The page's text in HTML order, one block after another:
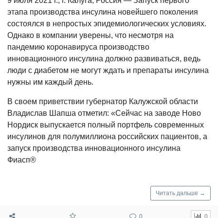
этапа производства инсулина новейшего поколения
состоялся в непростых эпидемиологических условиях.
Однако в компании уверены, что несмотря на
пандемию коронавируса производство
инновационного инсулина должно развиваться, ведь
люди с диабетом не могут ждать и препараты инсулина
нужны им каждый день.
В своем приветствии губернатор Калужской области
Владислав Шапша отметил: «Сейчас на заводе Ново
Нордиск выпускается полный портфель современных
инсулинов для полумиллиона российских пациентов, а
запуск производства инновационного инсулина
Фиасп®
Читать дальше →
0 0